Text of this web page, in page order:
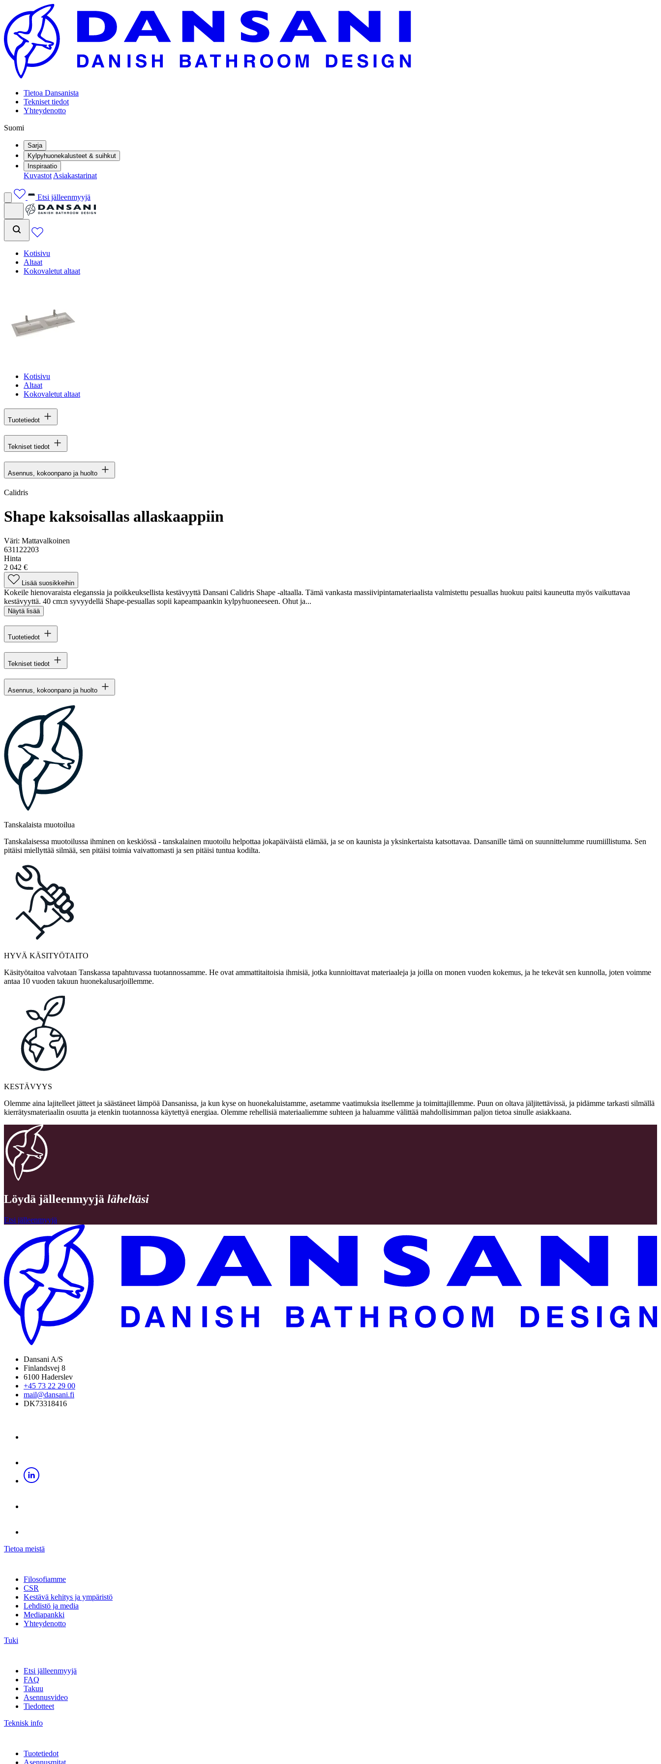
Tietoa Dansanista
Tekniset tiedot
Yhteydenotto
Suomi
Sarja
Kylpyhuonekalusteet & suihkut
Inspiraatio
Kuvastot Asiakastarinat
Etsi jälleenmyyjä
Kotisivu
Altaat
Kokovaletut altaat
Kotisivu
Altaat
Kokovaletut altaat
Tuotetiedot
Tekniset tiedot
Asennus, kokoonpano ja huolto
Calidris
Shape kaksoisallas allaskaappiin
Väri: Mattavalkoinen
631122203
Hinta
2 042 €
Lisää suosikkeihin
Kokeile hienovaraista eleganssia ja poikkeuksellista kestävyyttä Dansani Calidris Shape -altaalla. Tämä vankasta massiivipintamateriaalista valmistettu pesuallas huokuu paitsi kauneutta myös vaikuttavaa
kestävyyttä. 40 cm:n syvyydellä Shape-pesuallas sopii kapeampaankin kylpyhuoneeseen. Ohut ja...
Näytä lisää
Tuotetiedot
Tekniset tiedot
Asennus, kokoonpano ja huolto
Tanskalaista muotoilua
Tanskalaisessa muotoilussa ihminen on keskiössä - tanskalainen muotoilu helpottaa jokapäiväistä elämää, ja se on kaunista ja yksinkertaista katsottavaa. Dansanille tämä on suunnittelumme ruumiillistuma. Sen
pitäisi miellyttää silmää, sen pitäisi toimia vaivattomasti ja sen pitäisi tuntua kodilta.
HYVÄ KÄSITYÖTAITO
Käsityötaitoa valvotaan Tanskassa tapahtuvassa tuotannossamme. He ovat ammattitaitoisia ihmisiä, jotka kunnioittavat materiaaleja ja joilla on monen vuoden kokemus, ja he tekevät sen kunnolla, joten voimme
antaa 10 vuoden takuun huonekalusarjoillemme.
KESTÄVYYS
Olemme aina lajitelleet jätteet ja säästäneet lämpöä Dansanissa, ja kun kyse on huonekaluistamme, asetamme vaatimuksia itsellemme ja toimittajillemme. Puun on oltava jäljitettävissä, ja pidämme tarkasti silmällä
kierrätysmateriaalin osuutta ja etenkin tuotannossa käytettyä energiaa. Olemme rehellisiä materiaaliemme suhteen ja haluamme välittää mahdollisimman paljon tietoa sinulle asiakkaana.
Löydä jälleenmyyjä läheltäsi
Etsi jälleenmyyjä
Dansani A/S
Finlandsvej 8
6100 Haderslev
+45 73 22 29 00
mail@dansani.fi
DK73318416
Tietoa meistä
Filosofiamme
CSR
Kestävä kehitys ja ympäristö
Lehdistö ja media
Mediapankki
Yhteydenotto
Tuki
Etsi jälleenmyyjä
FAQ
Takuu
Asennusvideo
Tiedotteet
Teknisk info
Tuotetiedot